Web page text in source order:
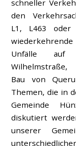
schneller
den
L1, L463 oder
wiederkehrende
Unfälle auf
Bau von
Themen, die in
Gemeinde
diskutiert
unserer